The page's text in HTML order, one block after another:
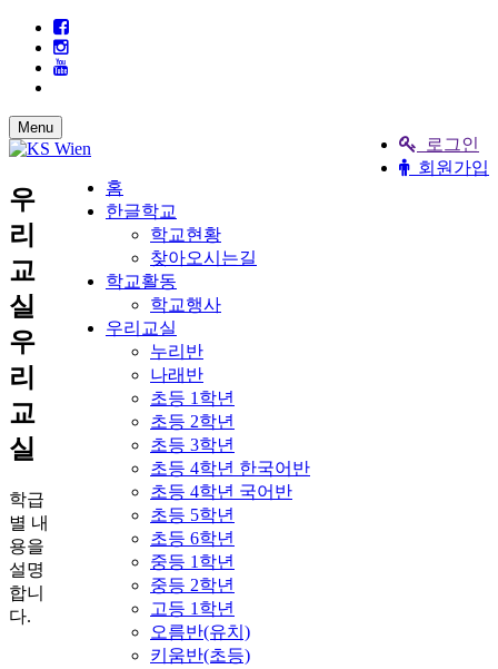
로그인
회원가입
Menu
홈
한글학교
학교현황
찾아오시는길
학교활동
학교행사
우리교실
누리반
나래반
초등 1학년
초등 2학년
초등 3학년
초등 4학년 한국어반
초등 4학년 국어반
초등 5학년
초등 6학년
중등 1학년
중등 2학년
고등 1학년
오름반(유치)
키움반(초등)
우
리
교
실
우
리
교
실
학급
별 내
용을
설명
합니
다.